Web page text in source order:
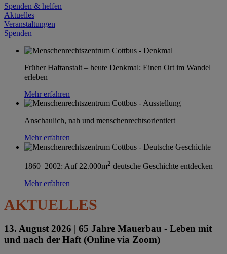
Spenden & helfen
Aktuelles
Veranstaltungen
Spenden
Früher Haftanstalt – heute Denkmal: Einen Ort im Wandel
erleben
Mehr erfahren
Anschaulich, nah und menschenrechtsorientiert
Mehr erfahren
1860–2002: Auf 22.000m2 deutsche Geschichte entdecken
Mehr erfahren
AKTUELLES
13. August 2026 | 65 Jahre Mauerbau - Leben mit
und nach der Haft (Online via Zoom)